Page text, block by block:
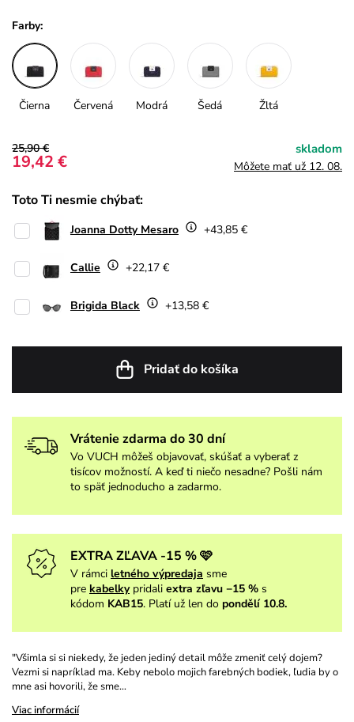
Farby:
Čierna Červená Modrá Šedá Žltá
25,90 €
19,42 €
skladom
Môžete mať už 12. 08.
Toto Ti nesmie chýbať:
Joanna Dotty Mesaro +43,85 €
Callie +22,17 €
Brigida Black +13,58 €
Pridať do košíka
Vrátenie zdarma do 30 dní
Vo VUCH môžeš objavovať, skúšať a vyberať z
tisícov možností. A keď ti niečo nesadne? Pošli nám
to späť jednoducho a zadarmo.
EXTRA ZĽAVA -15 % 🩷
V rámci letného výpredaja sme
pre kabelky pridali extra zľavu −15 % s
kódom KAB15. Platí už len do pondělí 10.8.
"Všimla si si niekedy, že jeden jediný detail môže zmeniť celý dojem?
Vezmi si napríklad ma. Keby nebolo mojich farebných bodiek, ľudia by o
mne asi hovorili, že sme…
Viac informácií